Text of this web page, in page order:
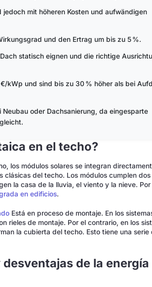
mit höheren Kosten und aufwändigen
und den Ertrag um bis zu 5 %.
statisch eignen und die richtige
kWp und sind bis zu 30 % höher als bei
oder Dachsanierung, da eingesparte
en el techo?
los módulos solares se integran
del techo. Los módulos cumplen dos
la casa de la lluvia, el viento y la nieve. Por
en edificios.
Está en proceso de montaje. En los
rieles de montaje. Por el contrario, en los
la cubierta del techo. Esto tiene una serie
de la energía